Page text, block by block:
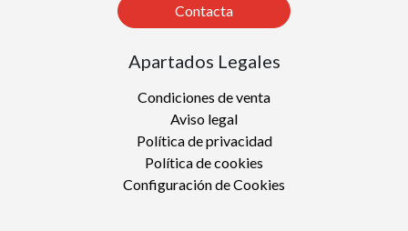
Contacta
Apartados Legales
Condiciones de venta
Aviso legal
Política de privacidad
Política de cookies
Configuración de Cookies